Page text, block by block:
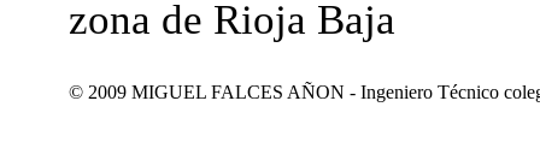
zona de Rioja Baja
© 2009 MIGUEL FALCES AÑON - Ingeniero Técnico